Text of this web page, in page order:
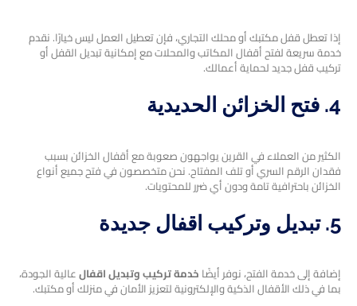
إذا تعطل قفل مكتبك أو محلك التجاري، فإن تعطيل العمل ليس خيارًا. نقدم
خدمة سريعة لفتح أقفال المكاتب والمحلات مع إمكانية تبديل القفل أو
تركيب قفل جديد لحماية أعمالك.
4. فتح الخزائن الحديدية
الكثير من العملاء في القرين يواجهون صعوبة مع أقفال الخزائن بسبب
فقدان الرقم السري أو تلف المفتاح. نحن متخصصون في فتح جميع أنواع
الخزائن باحترافية تامة ودون أي ضرر للمحتويات.
5. تبديل وتركيب اقفال جديدة
إضافة إلى خدمة الفتح، نوفر أيضًا خدمة تركيب وتبديل اقفالعالية الجودة،
بما في ذلك الأقفال الذكية والإلكترونية لتعزيز الأمان في منزلك أو مكتبك.